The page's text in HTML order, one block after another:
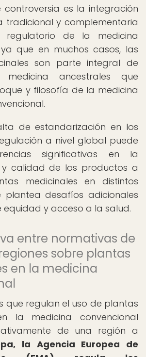
es la integración
tradicional y complementaria
de la medicina
que en muchos casos, las
son parte integral de
ancestrales que
y filosofía de la medicina
de estandarización en los
a nivel global puede
significativas en la
y calidad de los productos a
medicinales en distintos
plantea desafíos adicionales
equidad y acceso a la salud.
entre normativas de
sobre plantas
en la medicina
que regulan el uso de plantas
la medicina convencional
de una región a
la Agencia Europea de